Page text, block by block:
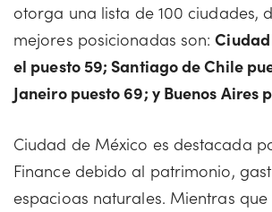
otorga una lista de 100 ciudades,
mejores posicionadas son:
el puesto 59; Santiago de Chile
Janeiro puesto 69; y Buenos Aires
Ciudad de México es destacada
Finance debido al patrimonio,
espacioas naturales. Mientras